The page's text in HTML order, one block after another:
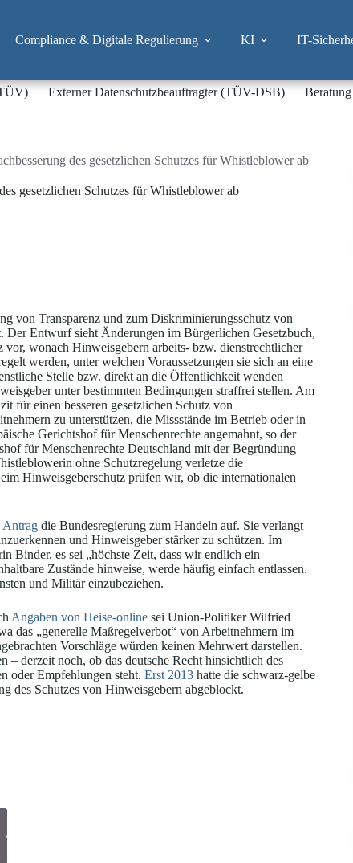
Compliance & Digitale Regulierung KI IT-
Externer Datenschutzbeauftragter (TÜV-DSB) Beratung
des gesetzlichen Schutzes für Whistleblower ab
gesetzlichen Schutzes für Whistleblower ab
von Transparenz und zum Diskriminierungsschutz von
Entwurf sieht Änderungen im Bürgerlichen Gesetzbuch,
vor, wonach Hinweisgebern arbeits- bzw. dienstrechtlicher
werden, unter welchen Voraussetzungen sie sich an eine
Stelle bzw. direkt an die Öffentlichkeit wenden
unter bestimmten Bedingungen straffrei stellen. Am
für einen besseren gesetzlichen Schutz von
zu unterstützen, die Missstände im Betrieb oder in
Gerichtshof für Menschenrechte angemahnt, so der
für Menschenrechte Deutschland mit der Begründung
ohne Schutzregelung verletze die
Hinweisgeberschutz prüfen wir, ob die internationalen
Antrag die Bundesregierung zum Handeln auf. Sie verlangt
und Hinweisgeber stärker zu schützen. Im
Binder, es sei „höchste Zeit, dass wir endlich ein
Zustände hinweise, werde häufig einfach entlassen.
und Militär einzubeziehen.
Angaben von Heise-online sei Union-Politiker Wilfried
das „generelle Maßregelverbot“ von Arbeitnehmern im
Vorschläge würden keinen Mehrwert darstellen.
derzeit noch, ob das deutsche Recht hinsichtlich des
oder Empfehlungen steht. Erst 2013 hatte die schwarz-gelbe
des Schutzes von Hinweisgebern abgeblockt.